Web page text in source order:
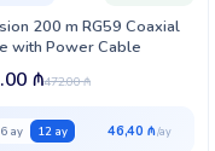
W aşağı enerji sərfiyyatı
ofis və kiçik biznes
həllidir.
200 m RG59 Coaxial
with Power Cable
472.00₼
₼
6 ay 12 ay 46,40 ₼